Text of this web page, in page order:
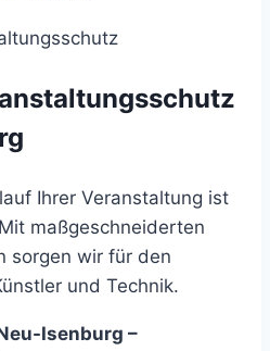
Ihrer Veranstaltung ist
maßgeschneiderten
sorgen wir für den
und Technik.
Isenburg –